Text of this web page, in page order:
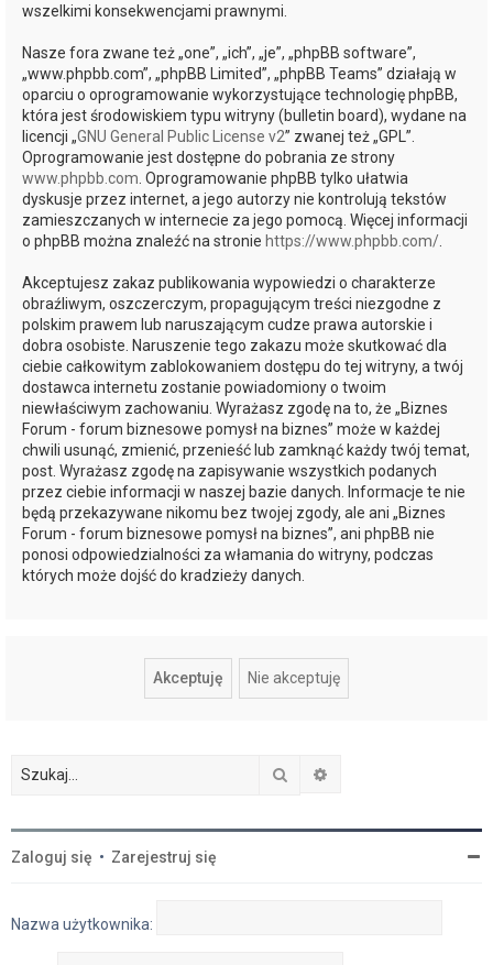
wszelkimi konsekwencjami prawnymi.
Nasze fora zwane też „one”, „ich”, „je”, „phpBB software”,
„www.phpbb.com”, „phpBB Limited”, „phpBB Teams” działają w
oparciu o oprogramowanie wykorzystujące technologię phpBB,
która jest środowiskiem typu witryny (bulletin board), wydane na
licencji „GNU General Public License v2” zwanej też „GPL”.
Oprogramowanie jest dostępne do pobrania ze strony
www.phpbb.com . Oprogramowanie phpBB tylko ułatwia
dyskusje przez internet, a jego autorzy nie kontrolują tekstów
zamieszczanych w internecie za jego pomocą. Więcej informacji
o phpBB można znaleźć na stronie https://www.phpbb.com/
Akceptujesz zakaz publikowania wypowiedzi o charakterze
obraźliwym, oszczerczym, propagującym treści niezgodne z
polskim prawem lub naruszającym cudze prawa autorskie i
dobra osobiste. Naruszenie tego zakazu może skutkować dla
ciebie całkowitym zablokowaniem dostępu do tej witryny, a twój
dostawca internetu zostanie powiadomiony o twoim
niewłaściwym zachowaniu. Wyrażasz zgodę na to, że „Biznes
Forum - forum biznesowe pomysł na biznes” może w każdej
chwili usunąć, zmienić, przenieść lub zamknąć każdy twój temat,
post. Wyrażasz zgodę na zapisywanie wszystkich podanych
przez ciebie informacji w naszej bazie danych. Informacje te nie
będą przekazywane nikomu bez twojej zgody, ale ani „Biznes
Forum - forum biznesowe pomysł na biznes”, ani phpBB nie
ponosi odpowiedzialności za włamania do witryny, podczas
których może dojść do kradzieży danych.
Szukaj
Zaloguj się • Zarejestruj się
Nazwa użytkownika: